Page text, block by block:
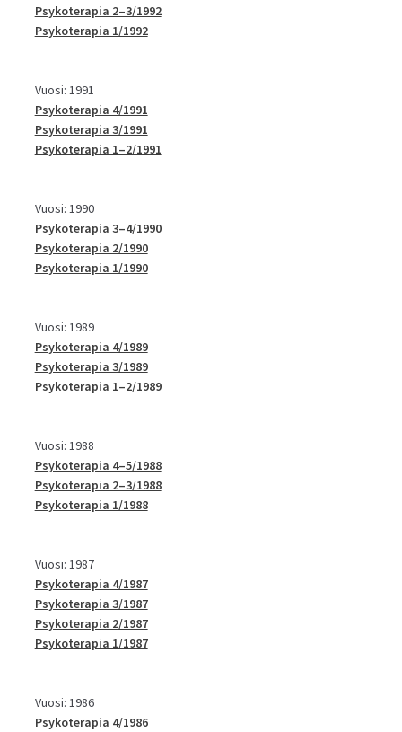
Psykoterapia 2–3/1992
Psykoterapia 1/1992
Vuosi: 1991
Psykoterapia 4/1991
Psykoterapia 3/1991
Psykoterapia 1–2/1991
Vuosi: 1990
Psykoterapia 3–4/1990
Psykoterapia 2/1990
Psykoterapia 1/1990
Vuosi: 1989
Psykoterapia 4/1989
Psykoterapia 3/1989
Psykoterapia 1–2/1989
Vuosi: 1988
Psykoterapia 4–5/1988
Psykoterapia 2–3/1988
Psykoterapia 1/1988
Vuosi: 1987
Psykoterapia 4/1987
Psykoterapia 3/1987
Psykoterapia 2/1987
Psykoterapia 1/1987
Vuosi: 1986
Psykoterapia 4/1986